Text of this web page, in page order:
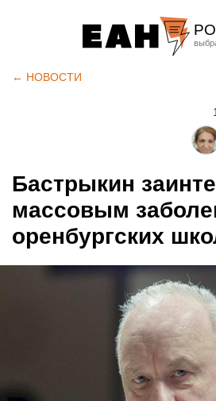
← НОВОСТИ
Бастрыкин
массовым
оренбургских